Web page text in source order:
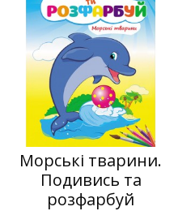
Морські тварини.
Подивись та
розфарбуй